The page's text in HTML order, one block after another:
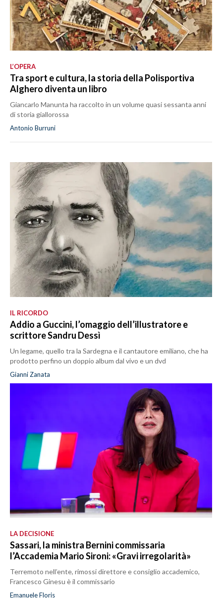
L’OPERA
Tra sport e cultura, la storia della Polisportiva
Alghero diventa un libro
Giancarlo Manunta ha raccolto in un volume quasi sessanta anni
di storia giallorossa
Antonio Burruni
IL RICORDO
Addio a Guccini, l’omaggio dell’illustratore e
scrittore Sandru Dessì
Un legame, quello tra la Sardegna e il cantautore emiliano, che ha
prodotto perfino un doppio album dal vivo e un dvd
Gianni Zanata
LA DECISIONE
Sassari, la ministra Bernini commissaria
l’Accademia Mario Sironi: «Gravi irregolarità»
Terremoto nell’ente, rimossi direttore e consiglio accademico,
Francesco Ginesu è il commissario
Emanuele Floris